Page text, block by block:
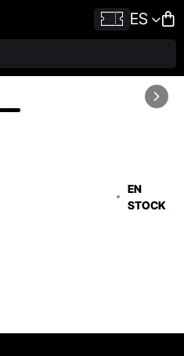
ES
EN
STOCK